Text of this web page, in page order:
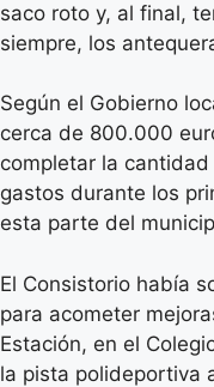
saco roto y, al final,
siempre, los
Según el Gobierno
cerca de 800.000
completar la
gastos durante los
esta parte del
El Consistorio había
para acometer
Estación, en el
la pista polideportiva